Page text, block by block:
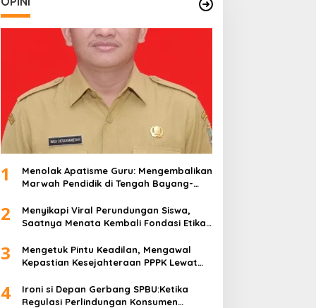
1
Menolak Apatisme Guru: Mengembalikan
Marwah Pendidik di Tengah Bayang-
2
Menyikapi Viral Perundungan Siswa,
Saatnya Menata Kembali Fondasi Etika
3
Mengetuk Pintu Keadilan, Mengawal
Kepastian Kesejahteraan PPPK Lewat
4
Ironi si Depan Gerbang SPBU:Ketika
Regulasi Perlindungan Konsumen